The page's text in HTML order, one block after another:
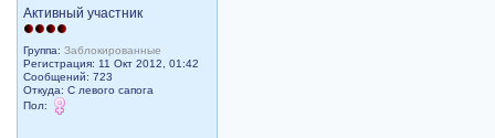
Активный участник
Группа:Заблокированные
Регистрация: 11 Окт 2012, 01:42
Сообщений: 723
Откуда: С левого сапога
Пол: